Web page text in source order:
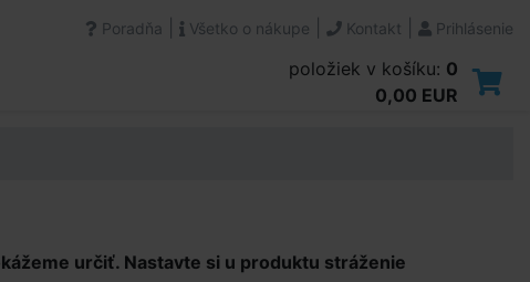
Poradňa Všetko o nákupe Kontakt Prihlásenie
položiek v košíku: 0
0,00 EUR
určiť. Nastavte si u produktu stráženie